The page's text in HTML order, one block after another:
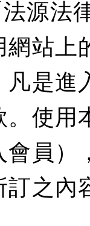
源法
網站上
凡是進
。使用
會員）
訂之內